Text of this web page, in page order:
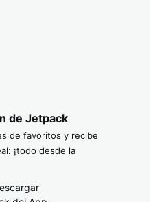
de Jetpack
de favoritos y recibe
¡todo desde la